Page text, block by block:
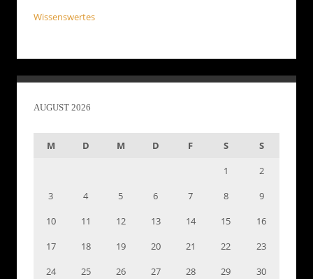
Wissenswertes
AUGUST 2026
M D M D F S
S
1
2
3
4 5 6 7 8
9
10
11 12 13 14 15
16
17
18 19 20 21 22
23
24
25 26 27 28 29
30